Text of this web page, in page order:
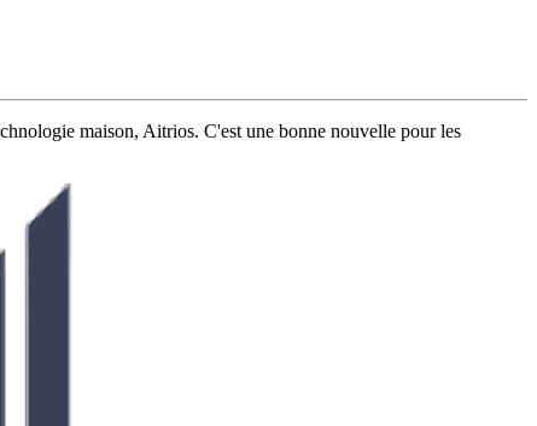
maison, Aitrios. C'est une bonne nouvelle pour les